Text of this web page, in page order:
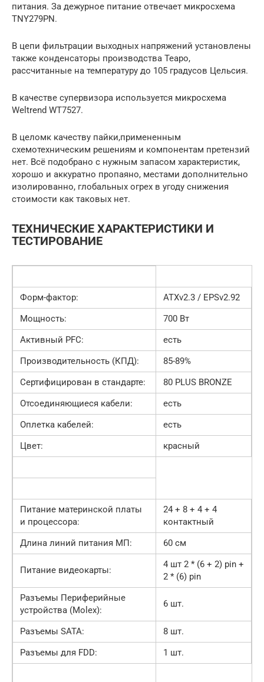
питания. За дежурное питание отвечает микросхема
TNY279PN.
В цепи фильтрации выходных напряжений установлены
также конденсаторы производства Teapo,
рассчитанные на температуру до 105 градусов Цельсия.
В качестве супервизора используется микросхема
Weltrend WT7527.
В целомк качеству пайки,примененным
схемотехническим решениям и компонентам претензий
нет. Всё подобрано с нужным запасом характеристик,
хорошо и аккуратно пропаяно, местами дополнительно
изолированно, глобальных огрех в угоду снижения
стоимости как таковых нет.
ТЕХНИЧЕСКИЕ ХАРАКТЕРИСТИКИ И
ТЕСТИРОВАНИЕ
Форм-фактор:
АТХv2.3 / EPSv2.92
Мощность:
700 Вт
Активный PFC:
есть
Производительность (КПД):
85-89%
Сертифицирован в стандарте:
80 PLUS BRONZE
Отсоединяющиеся кабели:
есть
Оплетка кабелей:
есть
Цвет:
красный
Питание материнской платы
и процессора:
24 + 8 + 4 + 4
контактный
Длина линий питания МП:
60 cм
Питание видеокарты:
4 шт 2 * (6 + 2) pin +
2 * (6) pin
Разъемы Периферийные
устройства (Molex):
6 шт.
Разъемы SATA:
8 шт.
Разъемы для FDD:
1 шт.